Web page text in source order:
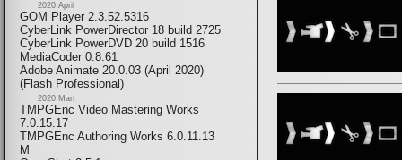
2020 April
GOM Player 2.3.52.5316
CyberLink PowerDirector 18 build 2725
CyberLink PowerDVD 20 build 1516
MediaCoder 0.8.61
Adobe Animate 20.0.03 (April 2020)
(Flash Professional)
2020 Mart
TMPGEnc Video Mastering Works
7.0.15.17
TMPGEnc Authoring Works 6.0.11.13
M